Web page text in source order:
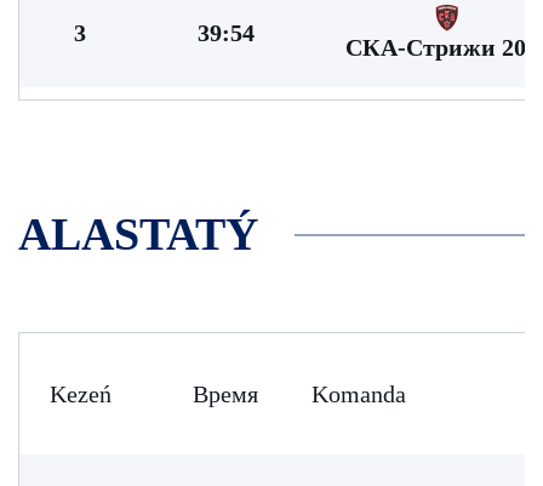
3 39:54
СКА-Стрижи
ALASTATÝ
Kezeń Время Komanda